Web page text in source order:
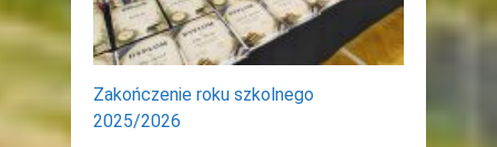
Zakończenie roku szkolnego
2025/2026